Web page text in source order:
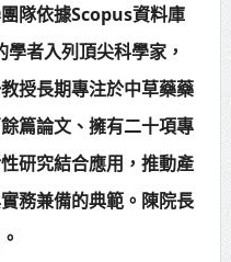
隊依據Scopus資料庫
者入列頂尖科學家，
授長期專注於中草藥藥
篇論文、擁有二十項專
研究結合應用，推動產
務兼備的典範。陳院長